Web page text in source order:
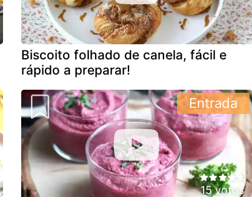
Biscoito folhado de canela, fácil e
rápido a preparar!
15 votos
Entrada